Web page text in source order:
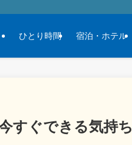
ひとり時間 宿泊・ホテル
すぐできる気持ち